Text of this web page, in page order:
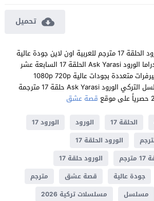
تحميل
مشاهدة مسلسل الورود الحلقة 17 مترجم للعربية اون لاين جودة عالية
FULL HD مسلسل الدراما الورود Ask Yarasi الحلقة 17 السابعة عشر
كاملة تحميل مباشر سيرفرات متعددة بجودات عالية 1080p 720p
480p مشاهدة المسلسل التركي الورود Ask Yarasi حلقة 17 مترجمة
قصة عشق
الحلقة 17 الورود
الورود 17
الورود الحلقة 17
الورود حلقة 17
جودة عالية قصة عشق
مترجم
مسلسل مسلسلات تركية 2026